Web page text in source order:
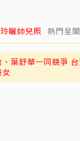
曬帥兒照 熱門星聞
一同競爭 台灣林莎首度入圍全